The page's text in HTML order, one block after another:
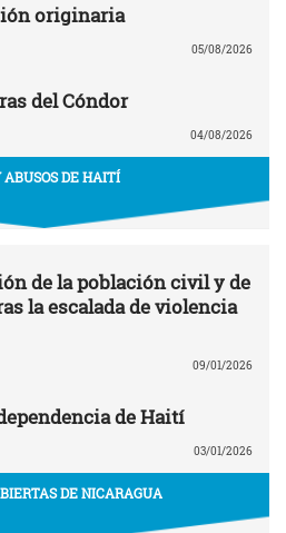
originaria
05/08/2026
del Cóndor
04/08/2026
ABUSOS DE HAITÍ
de la población civil y de
la escalada de violencia
09/01/2026
de Haití
03/01/2026
DE NICARAGUA